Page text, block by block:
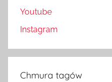
Youtube
Instagram
Chmura tagów